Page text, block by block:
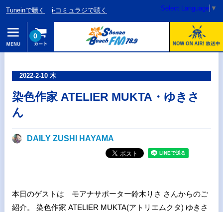
Tuneinで聴く i-コミュラジで聴く Select Language ▼
0
2022-2-10 木
染色作家 ATELIER MUKTA・ゆきさ
ん
DAILY ZUSHI HAYAMA
本日のゲストは モアナサポーター鈴木りさ さんからのご
紹介。 染色作家 ATELIER MUKTA(アトリエムクタ) ゆきさ